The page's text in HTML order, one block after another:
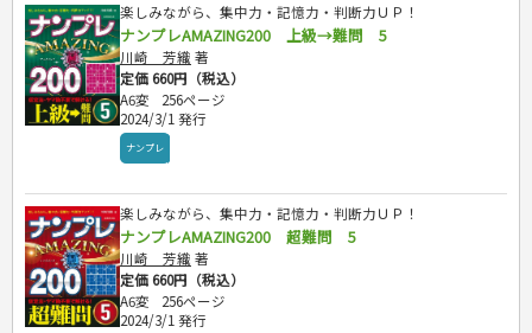
登録販売者
その他資格試験
楽しみながら、集中力・記憶力・判断力ＵＰ！
ナンプレAMAZING200 上級→難問 5
川崎 芳織 著
定価 660円（税込）
A6変
256ページ
2024/3/1 発行
ナンプレ
楽しみながら、集中力・記憶力・判断力ＵＰ！
ナンプレAMAZING200 超難問 5
川崎 芳織 著
定価 660円（税込）
A6変
256ページ
2024/3/1 発行